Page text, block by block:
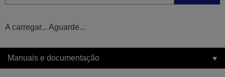
A carregar... Aguarde...
Manuais e documentação